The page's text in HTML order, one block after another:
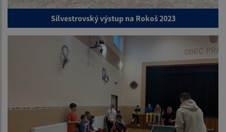
Silvestrovský výstup na Rokoš 2023